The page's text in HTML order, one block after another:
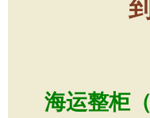
海运整柜